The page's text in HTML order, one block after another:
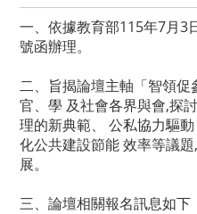
一、依據教育部115年7月3
號函辦理。
二、旨揭論壇主軸「智領促
官、學 及社會各界與會,探
理的新典範、 公私協力驅
化公共建設節能 效率等議
展。
三、論壇相關報名訊息如下